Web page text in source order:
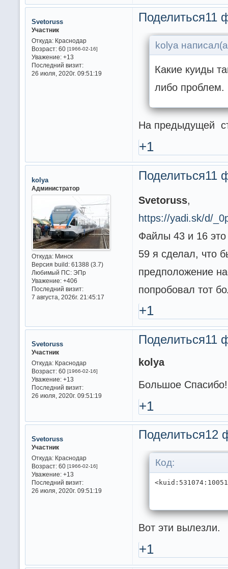
Поделиться11
Svetoruss
Участник
Откуда:Краснодар
Возраст:60 [1966-02-16]
Уважение: +13
Последний визит:
26 июля, 2020г. 09:51:19
kolya
Какие куиды
либо проблем.
На предыдущей
+1
Поделиться11
kolya
Администратор
Откуда:Минск
Версия build:61388 (3.7)
Любимый ПС:ЭПр
Уважение: +406
Последний визит:
7 августа, 2026г. 21:45:17
Svetoruss,
https://yadi.sk/d/
Файлы 43 и 16 это
59 я сделал, что
предположение
попробовал тот
+1
Поделиться11
Svetoruss
Участник
Откуда:Краснодар
Возраст:60 [1966-02-16]
Уважение: +13
Последний визит:
26 июля, 2020г. 09:51:19
kolya
Большое
+1
Поделиться12
Svetoruss
Участник
Откуда:Краснодар
Возраст:60 [1966-02-16]
Уважение: +13
Последний визит:
26 июля, 2020г. 09:51:19
Код:
Вот эти вылезли.
+1